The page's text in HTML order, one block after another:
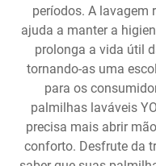
períodos. A lavagem
ajuda a manter a
prolonga a vida útil
tornando-as uma
para os
palmilhas laváveis
precisa mais abrir
conforto. Desfrute da